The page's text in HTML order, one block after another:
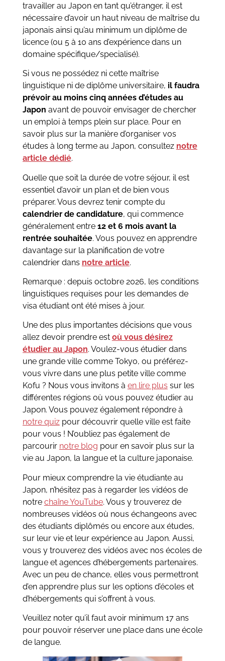
travailler au Japon en tant qu’étranger, il est
nécessaire d’avoir un haut niveau de maîtrise du
japonais ainsi qu’au minimum un diplôme de
licence (ou 5 à 10 ans d’expérience dans un
domaine spécifique/specialisé).
Si vous ne possédez ni cette maîtrise
linguistique ni de diplôme universitaire, il faudra
prévoir au moins cinq années d’études au
Japon avant de pouvoir envisager de chercher
un emploi à temps plein sur place. Pour en
savoir plus sur la manière d’organiser vos
études à long terme au Japon, consultez notre
article dédié.
Quelle que soit la durée de votre séjour, il est
essentiel d’avoir un plan et de bien vous
préparer. Vous devrez tenir compte du
calendrier de candidature, qui commence
généralement entre 12 et 6 mois avant la
rentrée souhaitée. Vous pouvez en apprendre
davantage sur la planification de votre
calendrier dans notre article.
Remarque : depuis octobre 2026, les conditions
linguistiques requises pour les demandes de
visa étudiant ont été mises à jour.
Une des plus importantes décisions que vous
allez devoir prendre est où vous désirez
étudier au Japon. Voulez-vous étudier dans
une grande ville comme Tokyo, ou préférez-
vous vivre dans une plus petite ville comme
Kofu ? Nous vous invitons à en lire plus sur les
différentes régions où vous pouvez étudier au
Japon. Vous pouvez également répondre à
notre quizpour découvrir quelle ville est faite
pour vous ! N’oubliez pas également de
parcourir notre blog pour en savoir plus sur la
vie au Japon, la langue et la culture japonaise.
Pour mieux comprendre la vie étudiante au
Japon, n’hésitez pas à regarder les vidéos de
notre chaîne YouTube. Vous y trouverez de
nombreuses vidéos où nous échangeons avec
des étudiants diplômés ou encore aux études,
sur leur vie et leur expérience au Japon. Aussi,
vous y trouverez des vidéos avec nos écoles de
langue et agences d’hébergements partenaires.
Avec un peu de chance, elles vous permettront
d’en apprendre plus sur les options d’écoles et
d’hébergements qui s’offrent à vous.
Veuillez noter qu’il faut avoir minimum 17 ans
pour pouvoir réserver une place dans une école
de langue.